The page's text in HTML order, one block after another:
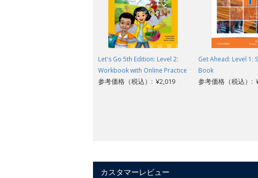
Let's Go 5th Edition: Level 2:
Workbook with Online Practice
参考価格（税込）: ¥2,019
Get Ahead: Level 1:
Book
参考価格（税込）:
カスタマーレビュー